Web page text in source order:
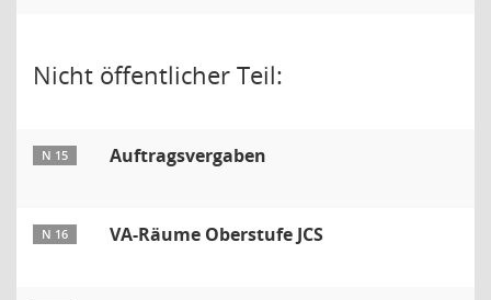
Nicht öffentlicher Teil:
N 15 Auftragsvergaben
N 16 VA-Räume Oberstufe JCS